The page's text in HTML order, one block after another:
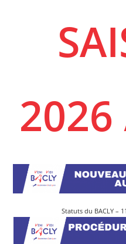
Statuts du BACLY –